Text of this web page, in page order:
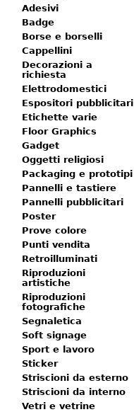
Adesivi
Badge
Borse e borselli
Cappellini
Decorazioni a
richiesta
Elettrodomestici
Espositori pubblicitari
Etichette varie
Floor Graphics
Gadget
Oggetti religiosi
Packaging e prototipi
Pannelli e tastiere
Pannelli pubblicitari
Poster
Prove colore
Punti vendita
Retroilluminati
Riproduzioni
artistiche
Riproduzioni
fotografiche
Segnaletica
Soft signage
Sport e lavoro
Sticker
Striscioni da esterno
Striscioni da interno
Vetri e vetrine